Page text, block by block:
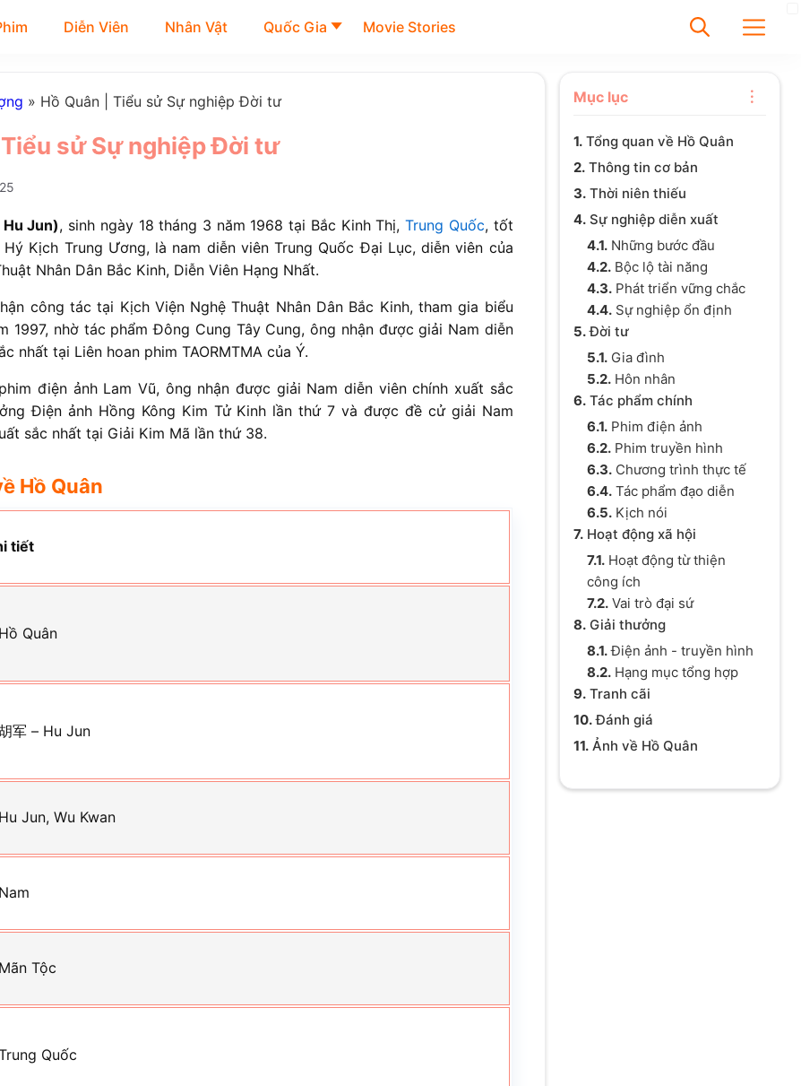
Diễn Viên Nhân Vật Quốc Gia Movie Stories
Chưa có bài viết được tìm
thấy
» Hồ Quân | Tiểu sử Sự nghiệp Đời tư
sử Sự nghiệp Đời tư
Hu Jun), sinh ngày 18 tháng 3 năm 1968 tại Bắc Kinh Thị,Trung Quốc, tốt
Kịch Trung Ương, là nam diễn viên Trung Quốc Đại Lục, diễn viên của
Nhân Dân Bắc Kinh, Diễn Viên Hạng Nhất.
công tác tại Kịch Viện Nghệ Thuật Nhân Dân Bắc Kinh, tham gia biểu
1997, nhờ tác phẩm Đông Cung Tây Cung, ông nhận được giải Nam diễn
nhất tại Liên hoan phim TAORMTMA của Ý.
điện ảnh Lam Vũ, ông nhận được giải Nam diễn viên chính xuất sắc
Điện ảnh Hồng Kông Kim Tử Kinh lần thứ 7 và được đề cử giải Nam
sắc nhất tại Giải Kim Mã lần thứ 38.
Hồ Quân
tiết
Quân
军 – Hu Jun
Jun, Wu Kwan
Tộc
Quốc
Mục lục
1.Tổng quan về Hồ Quân
2.Thông tin cơ bản
3.Thời niên thiếu
4.Sự nghiệp diễn xuất
4.1.Những bước đầu
4.2.Bộc lộ tài năng
4.3.Phát triển vững chắc
4.4.Sự nghiệp ổn định
5.Đời tư
5.1.Gia đình
5.2.Hôn nhân
6.Tác phẩm chính
6.1.Phim điện ảnh
6.2.Phim truyền hình
6.3.Chương trình thực tế
6.4.Tác phẩm đạo diễn
6.5.Kịch nói
7.Hoạt động xã hội
7.1.Hoạt động từ thiện
công ích
7.2.Vai trò đại sứ
8.Giải thưởng
8.1.Điện ảnh - truyền hình
8.2.Hạng mục tổng hợp
9.Tranh cãi
10.Đánh giá
11.Ảnh về Hồ Quân